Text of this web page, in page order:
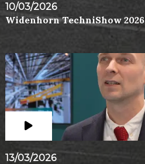
10/03/2026
Widenhorn TechniShow 2026
13/03/2026